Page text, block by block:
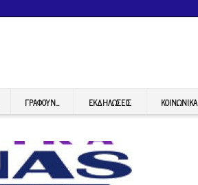
ΓΡΆΦΟΥΝ… ΕΚΔΗΛΏΣΕΙΣ ΚΟΙΝΩΝΙΚΆ